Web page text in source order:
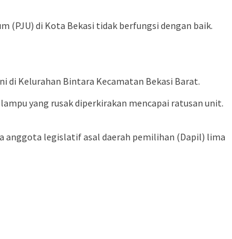
(PJU) di Kota Bekasi tidak berfungsi dengan baik.
di Kelurahan Bintara Kecamatan Bekasi Barat.
yang rusak diperkirakan mencapai ratusan unit.
anggota legislatif asal daerah pemilihan (Dapil) lima